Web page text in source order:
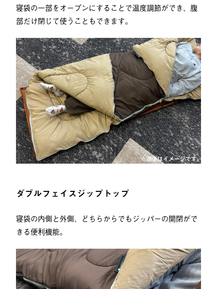
寝袋の一部をオープンにすることで温度調節ができ、腹
部だけ閉じて使うこともできます。
ダブルフェイスジップトップ
寝袋の内側と外側、どちらからでもジッパーの開閉がで
きる便利機能。